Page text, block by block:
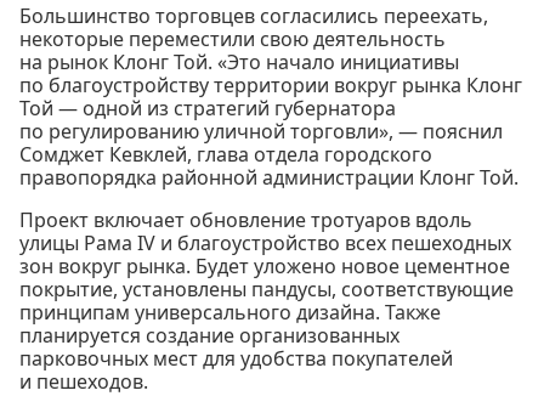
Большинство торговцев согласились переехать,
некоторые переместили свою деятельность
на рынок Клонг Той. «Это начало инициативы
по благоустройству территории вокруг рынка Клонг
Той — одной из стратегий губернатора
по регулированию уличной торговли», — пояснил
Сомджет Кевклей, глава отдела городского
правопорядка районной администрации Клонг Той.
Проект включает обновление тротуаров вдоль
улицы Рама IV и благоустройство всех пешеходных
зон вокруг рынка. Будет уложено новое цементное
покрытие, установлены пандусы, соответствующие
принципам универсального дизайна. Также
планируется создание организованных
парковочных мест для удобства покупателей
и пешеходов.